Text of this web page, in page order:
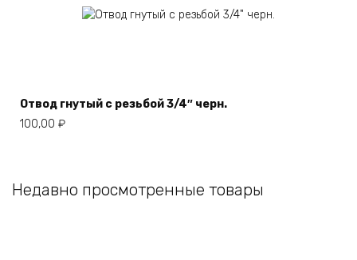
Отвод гнутый с резьбой 3/4″ черн.
100,00 ₽
Недавно просмотренные товары